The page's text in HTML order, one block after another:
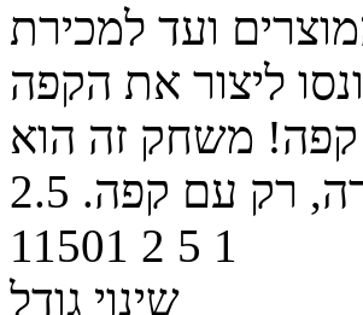
ועד למכירת
ליצור את הקפה
קפה! משחק זה הוא
רק עם קפה. 2.5
11501 2 5 1
שינוי גודל